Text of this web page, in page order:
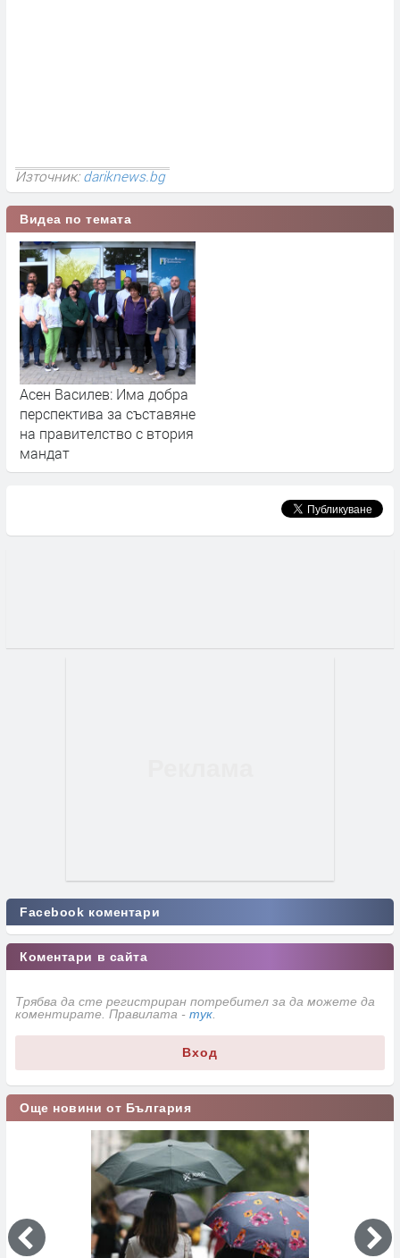
Източник: dariknews.bg
Видеа по темата
Асен Василев: Има добра
перспектива за съставяне
на правителство с втория
мандат
Facebook коментари
Коментари в сайта
Трябва да сте регистриран потребител за да можете да
коментирате. Правилата - тук
Вход
Още новини от България